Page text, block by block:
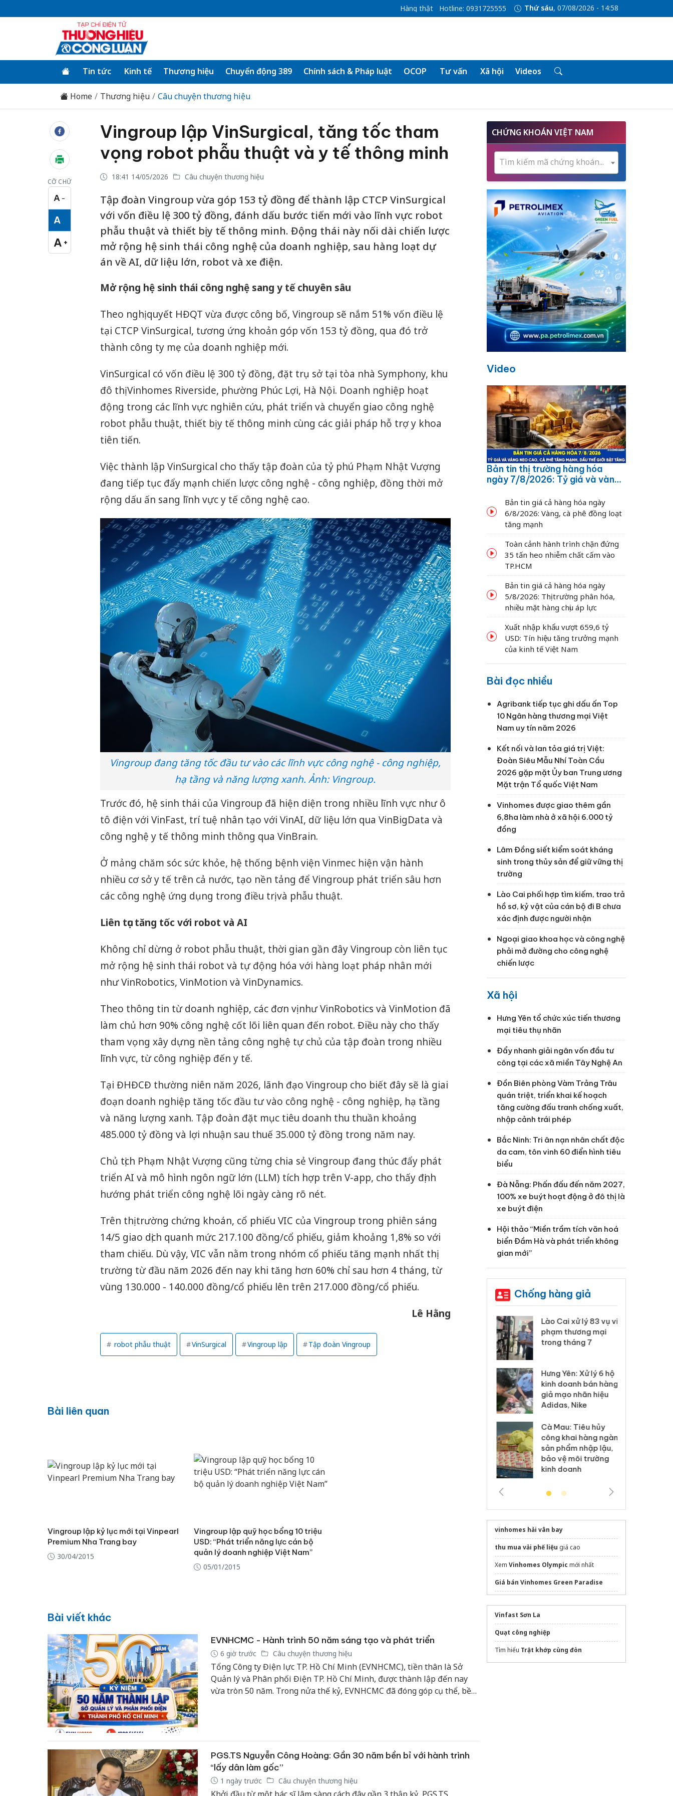
Hàng thật Hotline: 0931725555 Thứ sáu, 07/08/2026 - 14:58
Tin tức Kinh tế Thương hiệu Chuyển động 389 Chính sách & Pháp luật OCOP Tư vấn Xã hội Videos
Home Thương hiệu Câu chuyện thương hiệu
CỠ CHỮ
A −
Cỡ chữ nhỏ
A
Cỡ chữ vừa
A +
Cỡ chữ lớn
Vingroup lập VinSurgical, tăng tốc tham
vọng robot phẫu thuật và y tế thông minh
18:41 14/05/2026 Câu chuyện thương hiệu
Tập đoàn Vingroup vừa góp 153 tỷ đồng để thành lập CTCP VinSurgical
với vốn điều lệ 300 tỷ đồng, đánh dấu bước tiến mới vào lĩnh vực robot
phẫu thuật và thiết bị y tế thông minh. Động thái này nối dài chiến lược
mở rộng hệ sinh thái công nghệ của doanh nghiệp, sau hàng loạt dự
án về AI, dữ liệu lớn, robot và xe điện.
Mở rộng hệ sinh thái công nghệ sang y tế chuyên sâu
Theo nghị quyết HĐQT vừa được công bố, Vingroup sẽ nắm 51% vốn điều lệ
tại CTCP VinSurgical, tương ứng khoản góp vốn 153 tỷ đồng, qua đó trở
thành công ty mẹ của doanh nghiệp mới.
VinSurgical có vốn điều lệ 300 tỷ đồng, đặt trụ sở tại tòa nhà Symphony, khu
đô thị Vinhomes Riverside, phường Phúc Lợi, Hà Nội. Doanh nghiệp hoạt
động trong các lĩnh vực nghiên cứu, phát triển và chuyển giao công nghệ
robot phẫu thuật, thiết bị y tế thông minh cùng các giải pháp hỗ trợ y khoa
tiên tiến.
Việc thành lập VinSurgical cho thấy tập đoàn của tỷ phú Phạm Nhật Vượng
đang tiếp tục đẩy mạnh chiến lược công nghệ - công nghiệp, đồng thời mở
rộng dấu ấn sang lĩnh vực y tế công nghệ cao.
Vingroup đang tăng tốc đầu tư vào các lĩnh vực công nghệ - công nghiệp,
hạ tầng và năng lượng xanh. Ảnh: Vingroup.
Trước đó, hệ sinh thái của Vingroup đã hiện diện trong nhiều lĩnh vực như ô
tô điện với VinFast, trí tuệ nhân tạo với VinAI, dữ liệu lớn qua VinBigData và
công nghệ y tế thông minh thông qua VinBrain.
Ở mảng chăm sóc sức khỏe, hệ thống bệnh viện Vinmec hiện vận hành
nhiều cơ sở y tế trên cả nước, tạo nền tảng để Vingroup phát triển sâu hơn
các công nghệ ứng dụng trong điều trị và phẫu thuật.
Liên tục tăng tốc với robot và AI
Không chỉ dừng ở robot phẫu thuật, thời gian gần đây Vingroup còn liên tục
mở rộng hệ sinh thái robot và tự động hóa với hàng loạt pháp nhân mới
như VinRobotics, VinMotion và VinDynamics.
Theo thông tin từ doanh nghiệp, các đơn vị như VinRobotics và VinMotion đã
làm chủ hơn 90% công nghệ cốt lõi liên quan đến robot. Điều này cho thấy
tham vọng xây dựng nền tảng công nghệ tự chủ của tập đoàn trong nhiều
lĩnh vực, từ công nghiệp đến y tế.
Tại ĐHĐCĐ thường niên năm 2026, lãnh đạo Vingroup cho biết đây sẽ là giai
đoạn doanh nghiệp tăng tốc đầu tư vào công nghệ - công nghiệp, hạ tầng
và năng lượng xanh. Tập đoàn đặt mục tiêu doanh thu thuần khoảng
485.000 tỷ đồng và lợi nhuận sau thuế 35.000 tỷ đồng trong năm nay.
Chủ tịch Phạm Nhật Vượng cũng từng chia sẻ Vingroup đang thúc đẩy phát
triển AI và mô hình ngôn ngữ lớn (LLM) tích hợp trên V-app, cho thấy định
hướng phát triển công nghệ lõi ngày càng rõ nét.
Trên thị trường chứng khoán, cổ phiếu VIC của Vingroup trong phiên sáng
14/5 giao dịch quanh mức 217.100 đồng/cổ phiếu, giảm khoảng 1,8% so với
tham chiếu. Dù vậy, VIC vẫn nằm trong nhóm cổ phiếu tăng mạnh nhất thị
trường từ đầu năm 2026 đến nay khi tăng hơn 60% chỉ sau hơn 4 tháng, từ
vùng 130.000 - 140.000 đồng/cổ phiếu lên trên 217.000 đồng/cổ phiếu.
Lê Hằng
robot phẫu thuật VinSurgical Vingroup lập Tập đoàn Vingroup
Bài liên quan
Vingroup lập kỷ lục mới tại Vinpearl
Premium Nha Trang bay
30/04/2015
Vingroup lập quỹ học bổng 10 triệu
USD: “Phát triển năng lực cán bộ
quản lý doanh nghiệp Việt Nam”
05/01/2015
Bài viết khác
EVNHCMC - Hành trình 50 năm sáng tạo và phát triển
6 giờ trước Câu chuyện thương hiệu
Tổng Công ty Điện lực TP. Hồ Chí Minh (EVNHCMC), tiền thân là Sở
Quản lý và Phân phối Điện TP. Hồ Chí Minh, được thành lập đến nay
vừa tròn 50 năm. Trong nửa thế kỷ, EVNHCMC đã đóng góp cụ thể, bền
đại, vận hành trên nền tảng công nghệ số, đi qua một chặng đường
nhiều thử thách nhưng rất đáng tự hào.
PGS.TS Nguyễn Công Hoàng: Gần 30 năm bền bỉ với hành trình
“lấy dân làm gốc”
1 ngày trước Câu chuyện thương hiệu
CHỨNG KHOÁN VIỆT NAM
Tìm kiếm mã chứng khoán...
Video
Bản tin thị trường hàng hóa
ngày 7/8/2026: Tỷ giá và vàng
dầu thế giới bật tăng
Bản tin giá cả hàng hóa ngày
6/8/2026: Vàng, cà phê đồng loạt
tăng mạnh
Toàn cảnh hành trình chặn đứng
35 tấn heo nhiễm chất cấm vào
TP.HCM
Bản tin giá cả hàng hóa ngày
5/8/2026: Thị trường phân hóa,
nhiều mặt hàng chịu áp lực
Xuất nhập khẩu vượt 659,6 tỷ
USD: Tín hiệu tăng trưởng mạnh
của kinh tế Việt Nam
Bài đọc nhiều
Agribank tiếp tục ghi dấu ấn Top
10 Ngân hàng thương mại Việt
Nam uy tín năm 2026
Kết nối và lan tỏa giá trị Việt:
Đoàn Siêu Mẫu Nhí Toàn Cầu
2026 gặp mặt Ủy ban Trung ương
Mặt trận Tổ quốc Việt Nam
Vinhomes được giao thêm gần
6,8ha làm nhà ở xã hội 6.000 tỷ
đồng
Lâm Đồng siết kiểm soát kháng
sinh trong thủy sản để giữ vững thị
trường
Lào Cai phối hợp tìm kiếm, trao trả
hồ sơ, kỷ vật của cán bộ đi B chưa
xác định được người nhận
Ngoại giao khoa học và công nghệ
phải mở đường cho công nghệ
chiến lược
Xã hội
Hưng Yên tổ chức xúc tiến thương
mại tiêu thụ nhãn
Đẩy nhanh giải ngân vốn đầu tư
công tại các xã miền Tây Nghệ An
Đồn Biên phòng Vàm Trảng Trâu
quán triệt, triển khai kế hoạch
tăng cường đấu tranh chống xuất,
nhập cảnh trái phép
Bắc Ninh: Tri ân nạn nhân chất độc
da cam, tôn vinh 60 điển hình tiêu
biểu
Đà Nẵng: Phấn đấu đến năm 2027,
100% xe buýt hoạt động ở đô thị là
xe buýt điện
Hội thảo “Miền trầm tích văn hoá
biển Đầm Hà và phát triển không
gian mới”
Chống hàng giả
Công an Thanh Hóa
Lào Cai xử lý 83 vụ vi
phạm thương mại
trong tháng 7
Hưng Yên: Xử lý 6 hộ
kinh doanh bán hàng
giả mạo nhãn hiệu
Adidas, Nike
Cà Mau: Tiêu hủy
công khai hàng ngàn
sản phẩm nhập lậu,
bảo vệ môi trường
kinh doanh
vinhomes hải vân bay
thu mua vải phế liệu giá cao
Xem Vinhomes Olympic mới nhất
Giá bán Vinhomes Green Paradise
Pháp lý Vinhomes Saigon Park
không?
Dịch vụViết thuê luận văn bằng Tiếng
Anh uy tín
Vinfast Sơn La
Quạt công nghiệp
Tìm hiểu Trật khớp cùng đòn